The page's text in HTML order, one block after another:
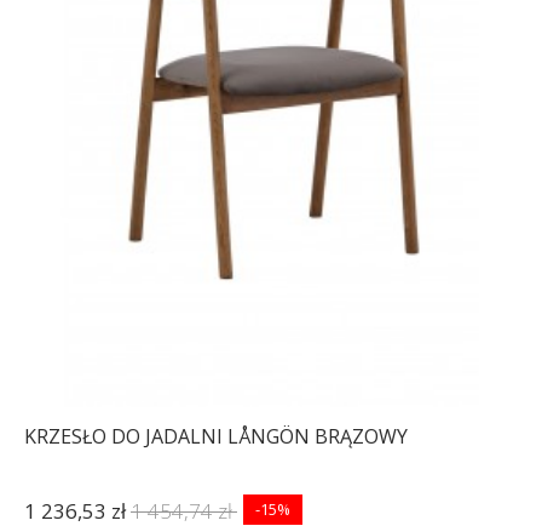
KRZESŁO DO JADALNI LÅNGÖN BRĄZOWY
1 236,53 zł1 454,74 zł -15%